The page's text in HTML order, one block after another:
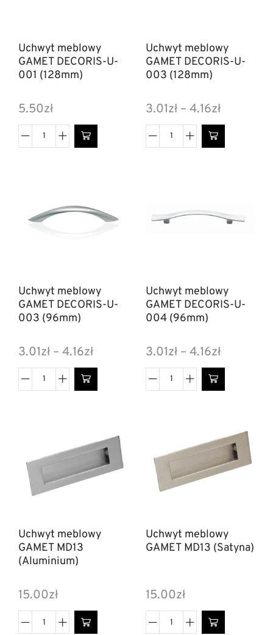
Uchwyt meblowy
GAMET DECORIS-U-
001 (128mm)
5.50zł
Uchwyt meblowy
GAMET DECORIS-U-
003 (128mm)
3.01zł – 4.16zł
Uchwyt meblowy
GAMET DECORIS-U-
003 (96mm)
3.01zł – 4.16zł
Uchwyt meblowy
GAMET DECORIS-U-
004 (96mm)
3.01zł – 4.16zł
Uchwyt meblowy
GAMET MD13
(Aluminium)
15.00zł
Uchwyt meblowy
GAMET MD13 (Satyna)
15.00zł